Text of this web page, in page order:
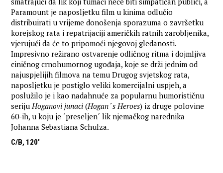
Paramount je naposljetku film u kinima odlučio
distribuirati u vrijeme donošenja sporazuma o završetku
korejskog rata i repatrijaciji američkih ratnih zarobljenika,
vjerujući da će to pripomoći njegovoj gledanosti.
Impresivno režirano ostvarenje odličnog ritma i dojmljiva
ciničnog crnohumornog ugođaja, koje se drži jednim od
najuspjelijih filmova na temu Drugog svjetskog rata,
naposljetku je postiglo veliki komercijalni uspjeh, a
poslužilo je i kao nadahnuće za popularnu humorističnu
serijuHoganovi junaci (Hogan´s Heroes) iz druge polovine
60-ih, u koju je ´preseljen´ lik njemačkog narednika
Johanna Sebastiana Schulza.
C/B, 120'